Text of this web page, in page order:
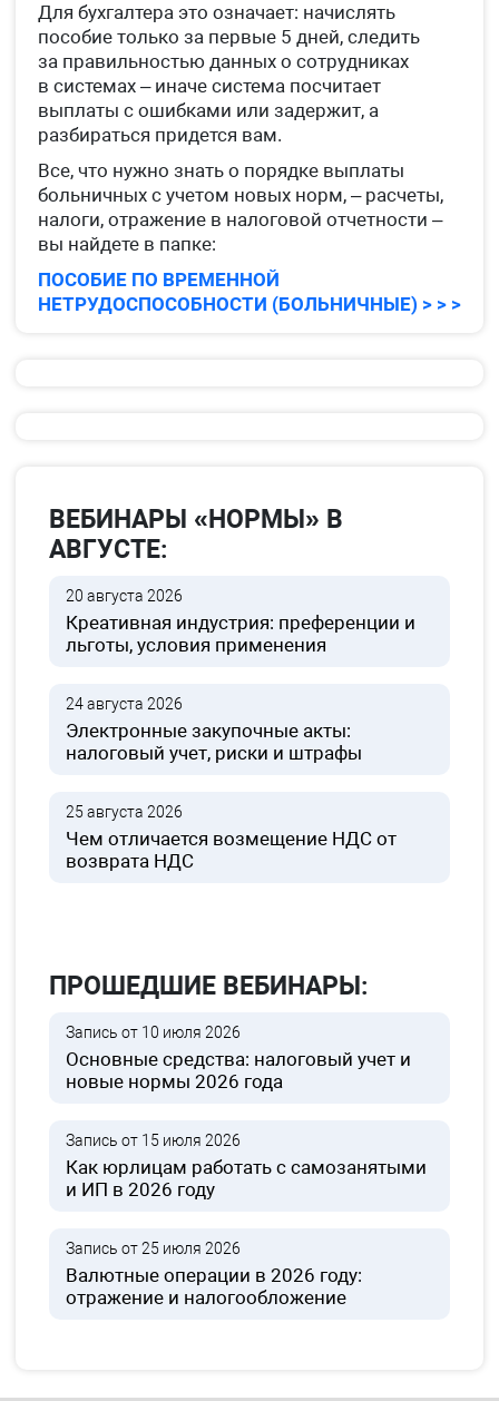
Для бухгалтера это означает: начислять
пособие только за первые 5 дней, следить
за правильностью данных о сотрудниках
в системах – иначе система посчитает
выплаты с ошибками или задержит, а
разбираться придется вам.
Все, что нужно знать о порядке выплаты
больничных с учетом новых норм, – расчеты,
налоги, отражение в налоговой отчетности –
вы найдете в папке:
ПОСОБИЕ ПО ВРЕМЕННОЙ
НЕТРУДОСПОСОБНОСТИ (БОЛЬНИЧНЫЕ) > > >
ВЕБИНАРЫ «НОРМЫ» В
АВГУСТЕ:
20 августа 2026
Креативная индустрия: преференции и
льготы, условия применения
24 августа 2026
Электронные закупочные акты:
налоговый учет, риски и штрафы
25 августа 2026
Чем отличается возмещение НДС от
возврата НДС
ПРОШЕДШИЕ ВЕБИНАРЫ:
Запись от 10 июля 2026
Основные средства: налоговый учет и
новые нормы 2026 года
Запись от 15 июля 2026
Как юрлицам работать с самозанятыми
и ИП в 2026 году
Запись от 25 июля 2026
Валютные операции в 2026 году:
отражение и налогообложение